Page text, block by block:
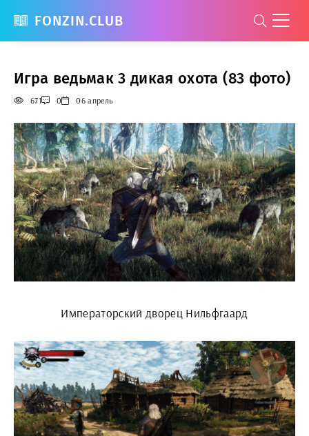
FONZIN.CLUB
Игра ведьмак 3 дикая охота (83 фото)
671 0 06 апрель
Императорский дворец Нильфгаард